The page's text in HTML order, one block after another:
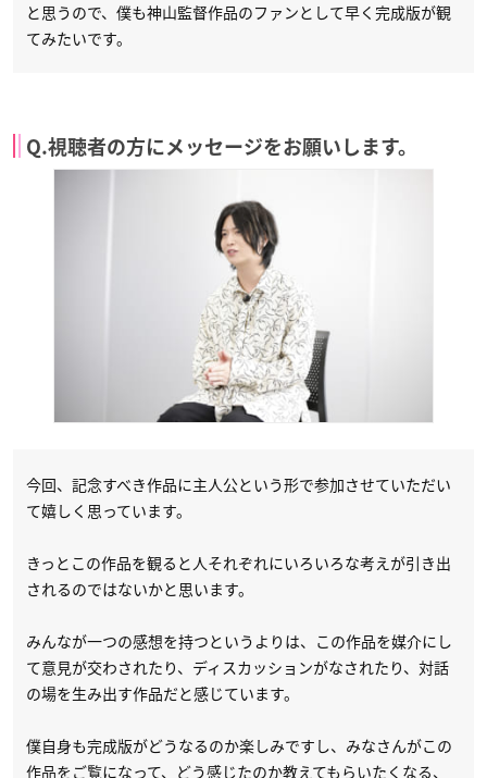
と思うので、僕も神山監督作品のファンとして早く完成版が観
てみたいです。
Q.視聴者の方にメッセージをお願いします。
今回、記念すべき作品に主人公という形で参加させていただい
て嬉しく思っています。
きっとこの作品を観ると人それぞれにいろいろな考えが引き出
されるのではないかと思います。
みんなが一つの感想を持つというよりは、この作品を媒介にし
て意見が交わされたり、ディスカッションがなされたり、対話
の場を生み出す作品だと感じています。
僕自身も完成版がどうなるのか楽しみですし、みなさんがこの
作品をご覧になって、どう感じたのか教えてもらいたくなる、